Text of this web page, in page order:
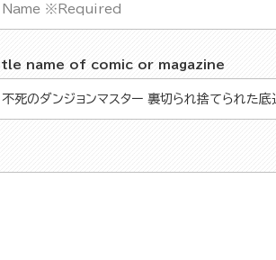
name of comic or magazine